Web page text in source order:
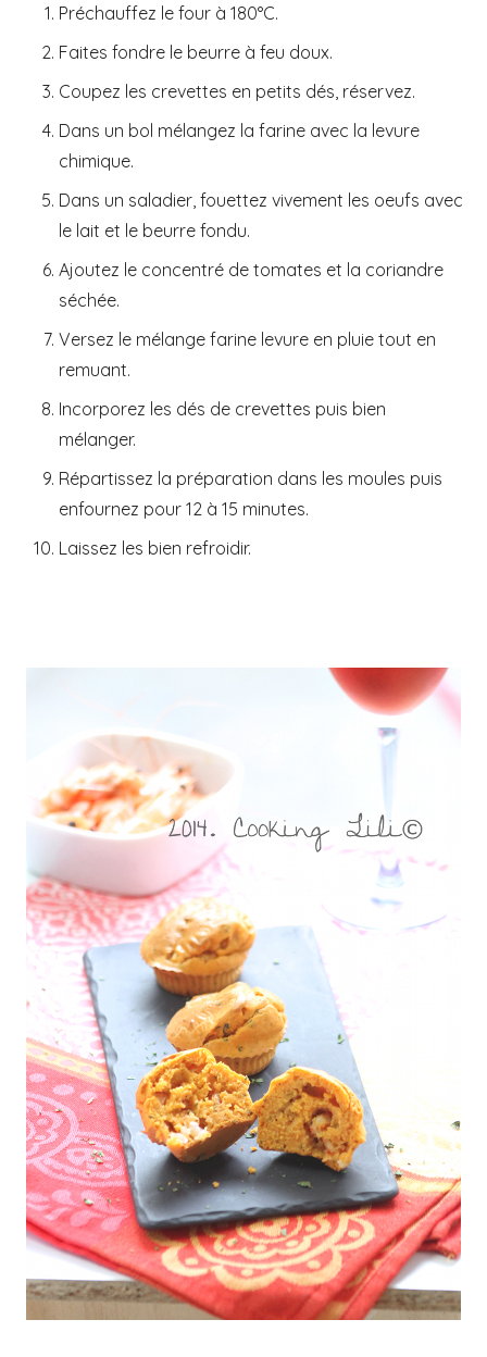
Préchauffez le four à 180°C.
Faites fondre le beurre à feu doux.
Coupez les crevettes en petits dés, réservez.
Dans un bol mélangez la farine avec la levure
chimique.
Dans un saladier, fouettez vivement les oeufs avec
le lait et le beurre fondu.
Ajoutez le concentré de tomates et la coriandre
séchée.
Versez le mélange farine levure en pluie tout en
remuant.
Incorporez les dés de crevettes puis bien
mélanger.
Répartissez la préparation dans les moules puis
enfournez pour 12 à 15 minutes.
Laissez les bien refroidir.